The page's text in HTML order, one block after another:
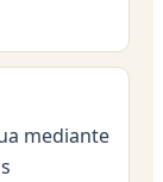
mediante